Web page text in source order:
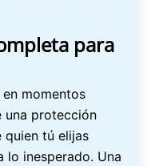
para
momentos
una protección
quien tú elijas
lo inesperado. Una